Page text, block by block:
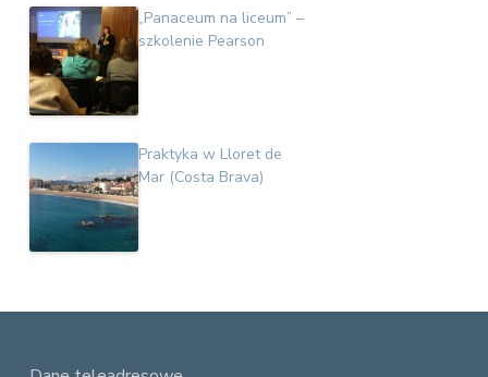
„Panaceum na liceum” –
szkolenie Pearson
Praktyka w Lloret de
Mar (Costa Brava)